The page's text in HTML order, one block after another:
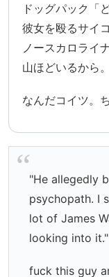
ドッグパック「
彼女を殴るサイ
ノースカロライ
山ほどいるから
なんだコイツ。
"He allegedly
psychopath. I
lot of James
looking into it."
fuck this guy